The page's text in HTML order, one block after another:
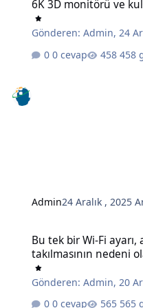
6K 3D monitörü ve
Gönderen:Admin,24
0 cevap
458
Admin24 Aralık , 2025
Bu tek bir Wi-Fi ayarı,
takılmasının nedeni
Gönderen:Admin,20
0 cevap
565